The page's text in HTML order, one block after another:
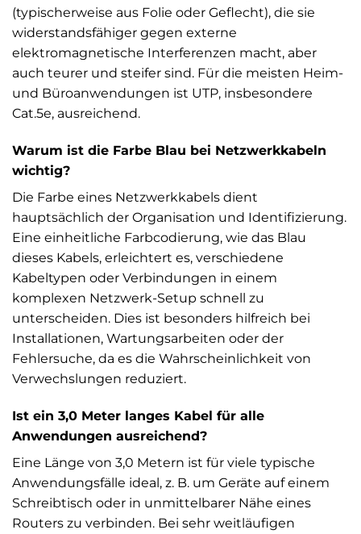
(typischerweise aus Folie oder Geflecht), die sie
widerstandsfähiger gegen externe
elektromagnetische Interferenzen macht, aber
auch teurer und steifer sind. Für die meisten Heim-
und Büroanwendungen ist UTP, insbesondere
Cat.5e, ausreichend.
Warum ist die Farbe Blau bei Netzwerkkabeln
wichtig?
Die Farbe eines Netzwerkkabels dient
hauptsächlich der Organisation und Identifizierung.
Eine einheitliche Farbcodierung, wie das Blau
dieses Kabels, erleichtert es, verschiedene
Kabeltypen oder Verbindungen in einem
komplexen Netzwerk-Setup schnell zu
unterscheiden. Dies ist besonders hilfreich bei
Installationen, Wartungsarbeiten oder der
Fehlersuche, da es die Wahrscheinlichkeit von
Verwechslungen reduziert.
Ist ein 3,0 Meter langes Kabel für alle
Anwendungen ausreichend?
Eine Länge von 3,0 Metern ist für viele typische
Anwendungsfälle ideal, z. B. um Geräte auf einem
Schreibtisch oder in unmittelbarer Nähe eines
Routers zu verbinden. Bei sehr weitläufigen